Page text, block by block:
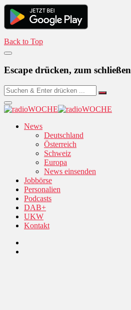
Back to Top
Escape drücken, zum schließen
News
Deutschland
Österreich
Schweiz
Europa
News einsenden
Jobbörse
Personalien
Podcasts
DAB+
UKW
Kontakt